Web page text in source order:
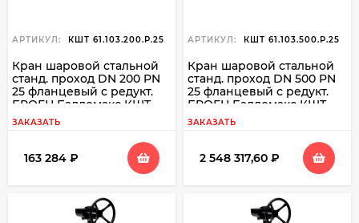
АРТИКУЛ: КШТ 61.103.200.Р.25
Кран шаровой стальной
станд. проход DN 200 PN
25 фланцевый с редукт.
БРОЕН Балломакс КШТ
61.103.200
ЗАКАЗАТЬ
163 284 ₽
АРТИКУЛ: КШТ 61.103.500.Р.25
Кран шаровой стальной
станд. проход DN 500 PN
25 фланцевый с редукт.
БРОЕН Балломакс КШТ
61.103.500
ЗАКАЗАТЬ
2 548 317,60 ₽